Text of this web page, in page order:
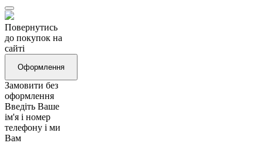
Повернутись
до покупок на
сайті
Оформлення
Замовити без
оформлення
Введіть Ваше
ім'я і номер
телефону і ми
Вам